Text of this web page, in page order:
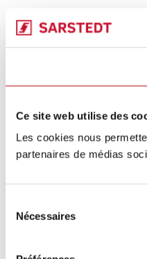
Ce site web utilise des
Les cookies nous
partenaires de médias
Nécessaires